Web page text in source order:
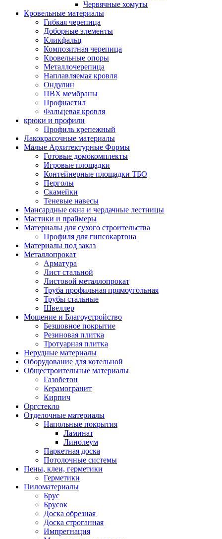
Червячные хомуты
Кровельные материалы
Гибкая черепица
Доборные элементы
Кликфальц
Композитная черепица
Кровельные опоры
Металлочерепица
Наплавляемая кровля
Ондулин
ПВХ мембраны
Профнастил
Фальцевая кровля
крюки и профили
Профиль крепежный
Лакокрасочные материалы
Малые Архитектурные Формы
Готовые домокомплекты
Игровые площадки
Контейнерные площадки ТБО
Перголы
Скамейки
Теневые навесы
Мансардные окна и чердачные лестницы
Мастики и праймеры
Материалы для сухого строительства
Профиля для гипсокартона
Материалы под заказ
Металлопрокат
Арматура
Лист стальной
Листовой металлопрокат
Труба профильная прямоугольная
Трубы стальные
Швеллер
Мощение и Благоустройство
Безшовное покрытие
Резиновая плитка
Тротуарная плитка
Нерудные материалы
Оборудование для котельной
Общестроительные материалы
Газобетон
Керамогранит
Кирпич
Оргстекло
Отделочные материалы
Напольные покрытия
Ламинат
Линолеум
Паркетная доска
Потолочные системы
Пены, клеи, герметики
Герметики
Пиломатериалы
Брус
Брусок
Доска обрезная
Доска строганная
Импрегнация